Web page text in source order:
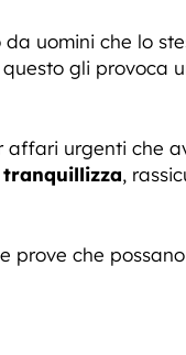
uomini che lo
gli provoca
affari urgenti che
tranquillizza,
prove che possano